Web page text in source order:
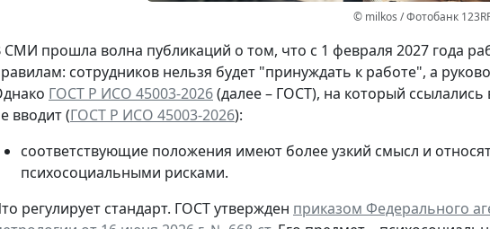
© milkos / Фотобанк
СМИ прошла волна публикаций о том, что с 1 февраля 2027 года
сотрудников нельзя будет "принуждать к работе", а
ГОСТ Р ИСО 45003-2026(далее – ГОСТ), на который
вводит (ГОСТ Р ИСО 45003-2026):
соответствующие положения имеют более узкий смысл и
психосоциальными рисками.
регулирует стандарт. ГОСТ утвержден приказом Федерального